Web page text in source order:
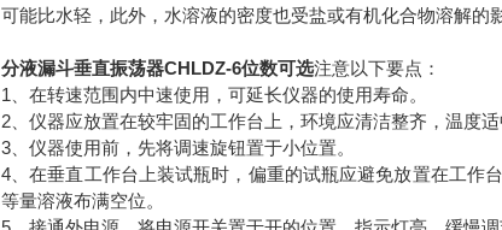
可能比水轻，此外，水溶液的密度也受盐或有机化合物溶解的
分液漏斗垂直振荡器CHLDZ-6位数可选注意以下要点：
1、在转速范围内中速使用，可延长仪器的使用寿命。
2、仪器应放置在较牢固的工作台上，环境应清洁整齐，温度适
3、仪器使用前，先将调速旋钮置于小位置。
4、在垂直工作台上装试瓶时，偏重的试瓶应避免放置在工作
等量溶液布满空位。